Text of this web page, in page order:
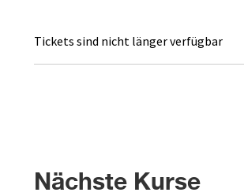
Tickets sind nicht länger verfügbar
Nächste Kurse